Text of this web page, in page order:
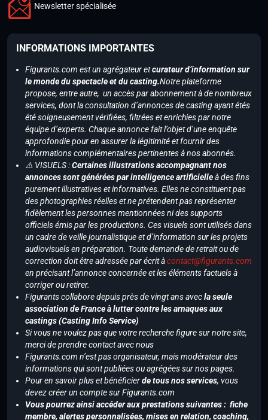
Newsletter spécialisée
INFORMATIONS IMPORTANTES
Figurants.com est un agrégateur etcurateur d’information sur
le monde du spectacle et du casting.Notre plateforme
propose, entre autre, un accès par abonnement à de nombreux
services, dont la consultation d’annonces de casting ayant étés
été soigneusement vérifiées, filtrées et enrichies par notre
équipe d’experts. Chaque annonce fait l’objet d’une enquête
approfondie pour en assurer la légitimité et fournir des
informations complémentaires pertinentes à nos abonnés.
⚠️ VISUELS :Certaines illustrations accompagnant nos
annonces sont générées par intelligence artificielleà des fins
purement illustratives et informatives. Elles ne constituent pas
des photographies réelles et ne prétendent pas représenter
fidèlement les personnes mentionnées ni des supports
officiels émis par les productions. Ces visuels sont utilisés dans
un cadre de veille journalistique et d’information sur les projets
audiovisuels en préparation. Toute demande de retrait ou de
correction doit être adressée par écrit àcontact@figurants.com
en précisant l’annonce concernée et les éléments factuels à
corriger ou retirer.
Figurants collabore depuis près de vingt ans avecla seule
association de France à lutter contre les arnaques aux
castings (Casting Info Service)
Si vous ne voulez pas que votre recherche figure sur notre site,
merci de prendre contact avec nous
Figurants.com n’est pas organisateur, mais modérateur des
informations qui sont publiées ou agrégées sur nos pages.
Pour en savoir plus et bénéficierde tous nos services, vous
devez créer un compte sur Figurants.com
Vous pourrez ainsi accéder aux prestations suivantes : fiche
membre, alertes personnalisées, mises en relation, coaching,